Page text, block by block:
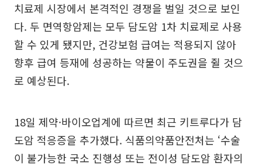
치료제 시장에서 본격적인 경쟁을 벌일 것으로 보인
다. 두 면역항암제는 모두 담도암 1차 치료제로 사용
할 수 있게 됐지만, 건강보험 급여는 적용되지 않아
향후 급여 등재에 성공하는 약물이 주도권을 쥘 것으
로 예상된다.
18일 제약·바이오업계에 따르면 최근 키트루다가 담
도암 적응증을 추가했다. 식품의약품안전처는 ‘수술
이 불가능한 국소 진행성 또는 전이성 담도암 환자의